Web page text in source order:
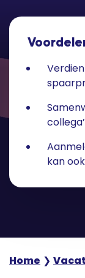
kan
Home ❯